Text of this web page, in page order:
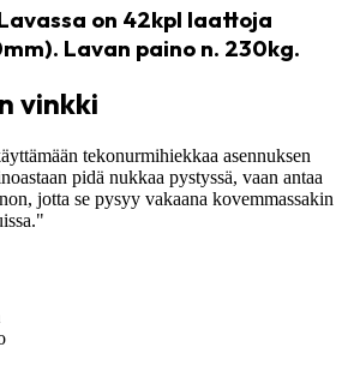
on 42kpl laattoja
Lavan paino n. 230kg.
vinkki
tekonurmihiekkaa asennuksen
pidä nukkaa pystyssä, vaan antaa
jotta se pysyy vakaana kovemmassakin